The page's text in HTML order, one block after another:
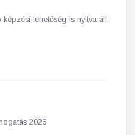
lehetőség is nyitva áll
2026